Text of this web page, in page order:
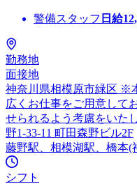
警備スタッフ 日給
勤務地
面接地
神奈川県相模原市緑区 ※
広くお仕事をご用意して
せられるよう考慮をいた
野1-33-11 町田森野ビル2F
藤野駅、相模湖駅、橋本(
シフト